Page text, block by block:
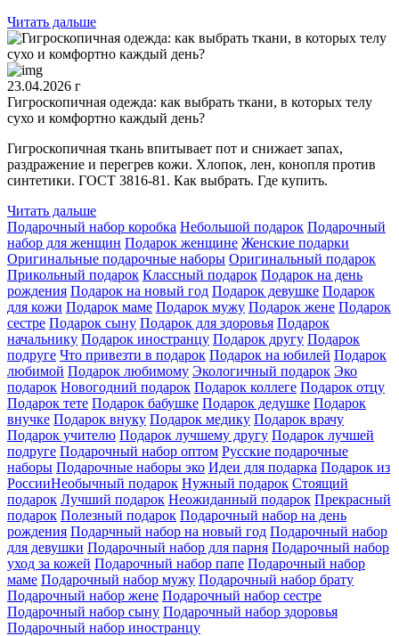
Читать дальше
23.04.2026 г
Гигроскопичная одежда: как выбрать ткани, в которых телу
сухо и комфортно каждый день?
Гигроскопичная ткань впитывает пот и снижает запах,
раздражение и перегрев кожи. Хлопок, лен, конопля против
синтетики. ГОСТ 3816-81. Как выбрать. Где купить.
Читать дальше
Подарочный набор коробка Небольшой подарок Подарочный
набор для женщин Подарок женщине Женские подарки
Оригинальные подарочные наборы Оригинальный подарок
Прикольный подарок Классный подарок Подарок на день
рождения Подарок на новый год Подарок девушке Подарок
для кожи Подарок маме Подарок мужу Подарок жене Подарок
сестре Подарок сыну Подарок для здоровья Подарок
начальнику Подарок иностранцу Подарок другу Подарок
подруге Что привезти в подарок Подарок на юбилей Подарок
любимой Подарок любимому Экологичный подарок Эко
подарок Новогодний подарок Подарок коллеге Подарок отцу
Подарок тете Подарок бабушке Подарок дедушке Подарок
внучке Подарок внуку Подарок медику Подарок врачу
Подарок учителю Подарок лучшему другу Подарок лучшей
подруге Подарочный набор оптом Русские подарочные
наборы Подарочные наборы эко Идеи для подарка Подарок из
РоссииНеобычный подарок Нужный подарок Стоящий
подарок Лучший подарок Неожиданный подарок Прекрасный
подарок Полезный подарок Подарочный набор на день
рождения Подарчный набор на новый год Подарочный набор
для девушки Подарочный набор для парня Подарочный набор
уход за кожей Подарочный набор папе Подарочный набор
маме Подарочный набор мужу Подарочный набор брату
Подарочный набор жене Подарочный набор сестре
Подарочный набор сыну Подарочный набор здоровья
Подарочный набор иностранцу